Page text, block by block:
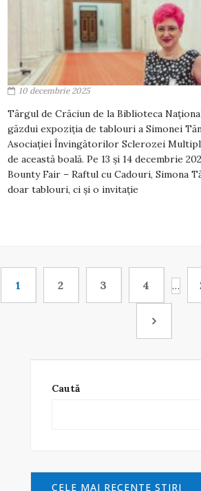
10 decembrie 2025
Târgul de Crăciun de la Biblioteca
găzdui expoziția de tablouri a Simonei
Asociației Învingătorilor Sclerozei
de această boală. Pe 13 și 14 decembrie
Bounty Fair – Raftul cu Cadouri, Simona
doar tablouri, ci și o invitație
1 2 3 4 …
Caută
CELE MAI RECENTE ŞTIRI